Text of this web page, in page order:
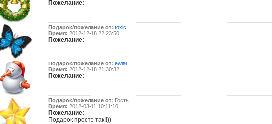
Пожелание:
Подарок/пожелание от: toxic
Время: 2012-12-18 22:23:50
Пожелание:
Подарок/пожелание от: ewial
Время: 2012-12-18 21:30:32
Пожелание:
Подарок/пожелание от: Гость
Время: 2012-03-11 10:11:10
Пожелание:
Подарок просто так!!))